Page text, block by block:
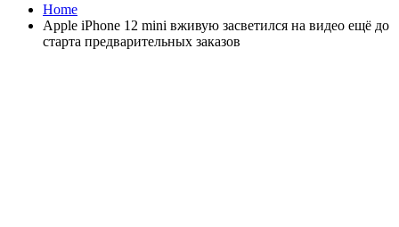
Home
Apple iPhone 12 mini вживую засветился на видео ещё до
старта предварительных заказов